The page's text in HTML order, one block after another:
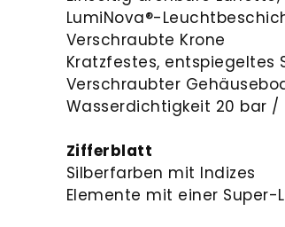
LumiNova®-
Verschraubte Krone
Kratzfestes, entspiegeltes
Verschraubter
Wasserdichtigkeit 20 bar
Zifferblatt
Silberfarben mit Indizes
Elemente mit einer